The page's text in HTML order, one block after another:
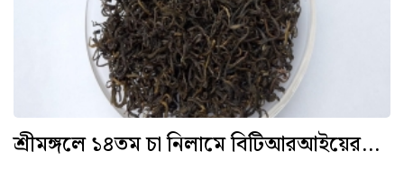
শ্রীমঙ্গলে ১৪তম চা নিলামে বিটিআরআইয়ের...